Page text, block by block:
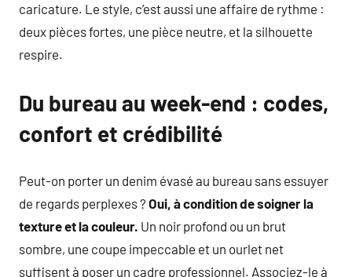
caricature. Le style, c’est aussi une affaire de rythme :
deux pièces fortes, une pièce neutre, et la silhouette
respire.
Du bureau au week-end : codes,
confort et crédibilité
Peut-on porter un denim évasé au bureau sans essuyer
de regards perplexes ? Oui, à condition de soigner la
texture et la couleur. Un noir profond ou un brut
sombre, une coupe impeccable et un ourlet net
suffisent à poser un cadre professionnel. Associez-le à